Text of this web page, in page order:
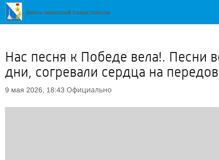
Нас песня к Победе вела!. Песни
дни, согревали сердца на
9 мая 2026, 18:43 Официально